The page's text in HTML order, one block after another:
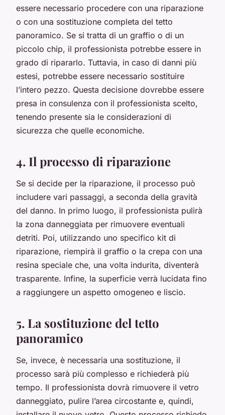
essere necessario procedere con una riparazione
o con una sostituzione completa del tetto
panoramico. Se si tratta di un graffio o di un
piccolo chip, il professionista potrebbe essere in
grado di ripararlo. Tuttavia, in caso di danni più
estesi, potrebbe essere necessario sostituire
l’intero pezzo. Questa decisione dovrebbe essere
presa in consulenza con il professionista scelto,
tenendo presente sia le considerazioni di
sicurezza che quelle economiche.
4. Il processo di riparazione
Se si decide per la riparazione, il processo può
includere vari passaggi, a seconda della gravità
del danno. In primo luogo, il professionista pulirà
la zona danneggiata per rimuovere eventuali
detriti. Poi, utilizzando uno specifico kit di
riparazione, riempirà il graffio o la crepa con una
resina speciale che, una volta indurita, diventerà
trasparente. Infine, la superficie verrà lucidata fino
a raggiungere un aspetto omogeneo e liscio.
5. La sostituzione del tetto
panoramico
Se, invece, è necessaria una sostituzione, il
processo sarà più complesso e richiederà più
tempo. Il professionista dovrà rimuovere il vetro
danneggiato, pulire l’area circostante e, quindi,